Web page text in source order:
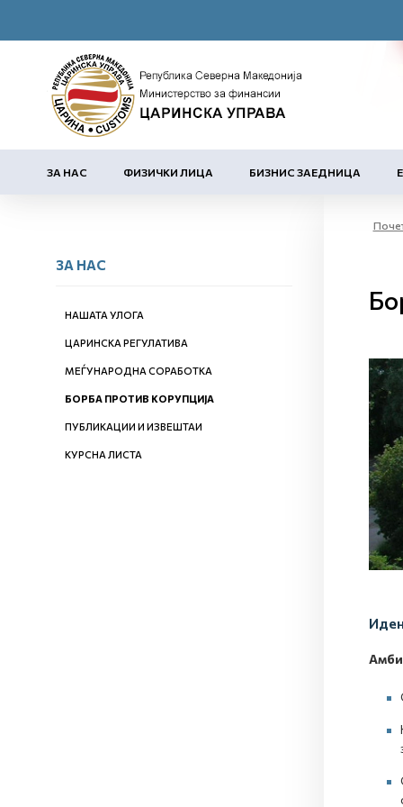
ЗА НАС ФИЗИЧКИ ЛИЦА БИЗНИС ЗАЕДНИЦА
ЗА НАС
НАШАТА УЛОГА
ЦАРИНСКА РЕГУЛАТИВА
МЕЃУНАРОДНА СОРАБОТКА
БОРБА ПРОТИВ КОРУПЦИЈА
ПУБЛИКАЦИИ И ИЗВЕШТАИ
КУРСНА ЛИСТА